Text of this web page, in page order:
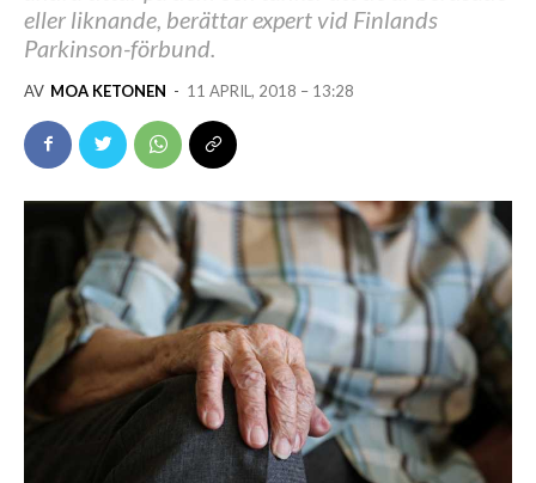
eller liknande, berättar expert vid Finlands
Parkinson-förbund.
AV MOA KETONEN - 11 APRIL, 2018 – 13:28